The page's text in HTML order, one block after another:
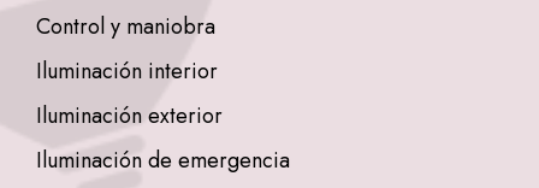
Control y maniobra
Iluminación interior
Iluminación exterior
Iluminación de emergencia